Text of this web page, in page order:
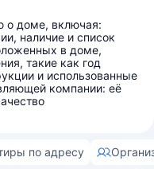
о доме, включая:
наличие и список
в доме,
такие как год
и использованные
компании: её
по адресу